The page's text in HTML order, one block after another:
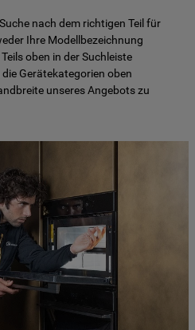
nach dem richtigen Teil für
Ihre Modellbezeichnung
oben in der Suchleiste
Gerätekategorien oben
unseres Angebots zu